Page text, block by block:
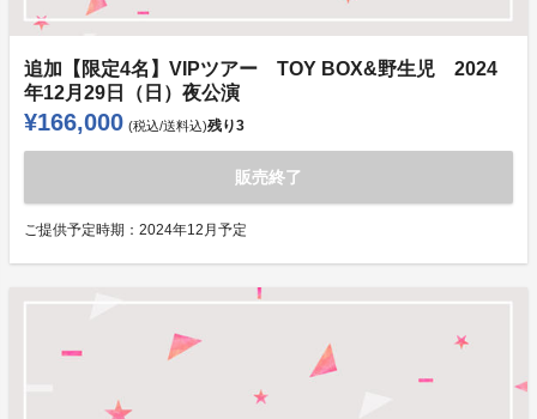
追加【限定4名】VIPツアー TOY BOX&野生児 2024
年12月29日（日）夜公演
¥166,000 (税込/送料込)残り3
販売終了
ご提供予定時期： 2024年12月予定